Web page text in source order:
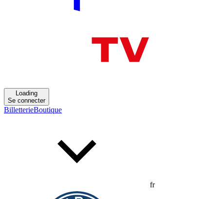
Loading
Se connecter
BilletterieBoutique
fr